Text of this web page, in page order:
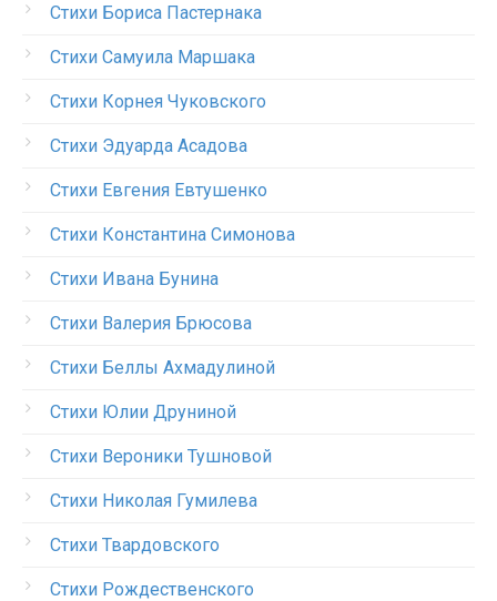
Стихи Бориса Пастернака
Стихи Самуила Маршака
Стихи Корнея Чуковского
Стихи Эдуарда Асадова
Стихи Евгения Евтушенко
Стихи Константина Симонова
Стихи Ивана Бунина
Стихи Валерия Брюсова
Стихи Беллы Ахмадулиной
Стихи Юлии Друниной
Стихи Вероники Тушновой
Стихи Николая Гумилева
Стихи Твардовского
Стихи Рождественского